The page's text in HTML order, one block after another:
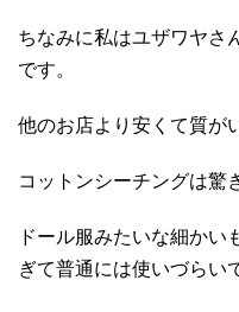
ちなみに私はユザワヤさ
です。
他のお店より安くて質が
コットンシーチングは驚
ドール服みたいな細かい
ぎて普通には使いづらい